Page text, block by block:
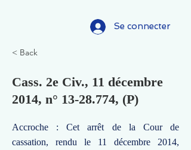
Se connecter
< Back
Cass. 2e Civ., 11 décembre
2014, n° 13-28.774, (P)
Accroche : Cet arrêt de la Cour de
cassation, rendu le 11 décembre 2014,